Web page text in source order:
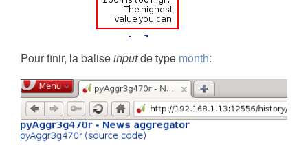
Pour finir, la baliseinputde type month: